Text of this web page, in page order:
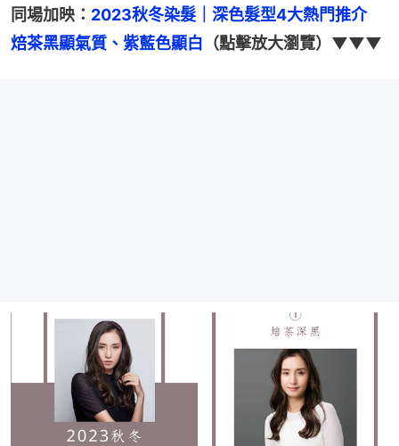
同場加映： 2023秋冬染髮｜深色髮型4大熱門推介
焙茶黑顯氣質、紫藍色顯白 （點擊放大瀏覽）▼▼▼